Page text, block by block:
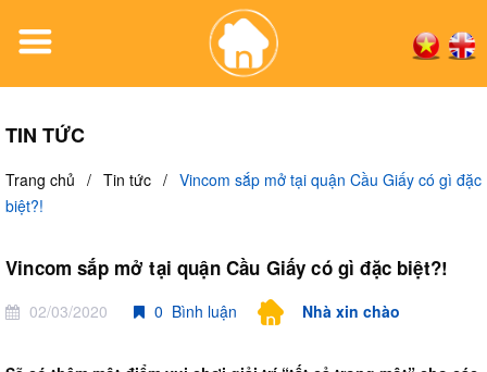
TIN TỨC
Trang chủ / Tin tức / Vincom sắp mở tại quận Cầu Giấy có gì đặc
biệt?!
Vincom sắp mở tại quận Cầu Giấy có gì đặc biệt?!
02/03/2020 0 Bình luận Nhà xin chào